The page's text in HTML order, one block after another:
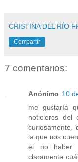
CRISTINA DEL RÍO
Compartir
7 comentarios:
Anónimo 10
me gustaría
noticieros del
curiosamente,
la que nos
el no haber
claramente